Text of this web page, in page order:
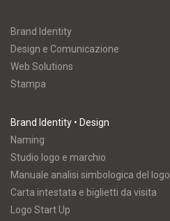
Brand Identity
Design e Comunicazione
Web Solutions
Stampa
Brand Identity • Design
Naming
Studio logo e marchio
Manuale analisi simbologica del logo
Carta intestata e biglietti da visita
Logo Start Up